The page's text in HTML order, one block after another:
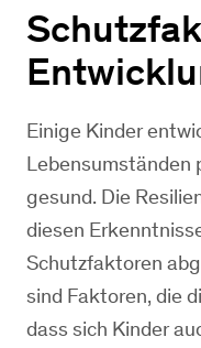
Einige Kinder
Lebensumständen
gesund. Die
diesen
Schutzfaktoren
sind Faktoren, die
dass sich Kinder